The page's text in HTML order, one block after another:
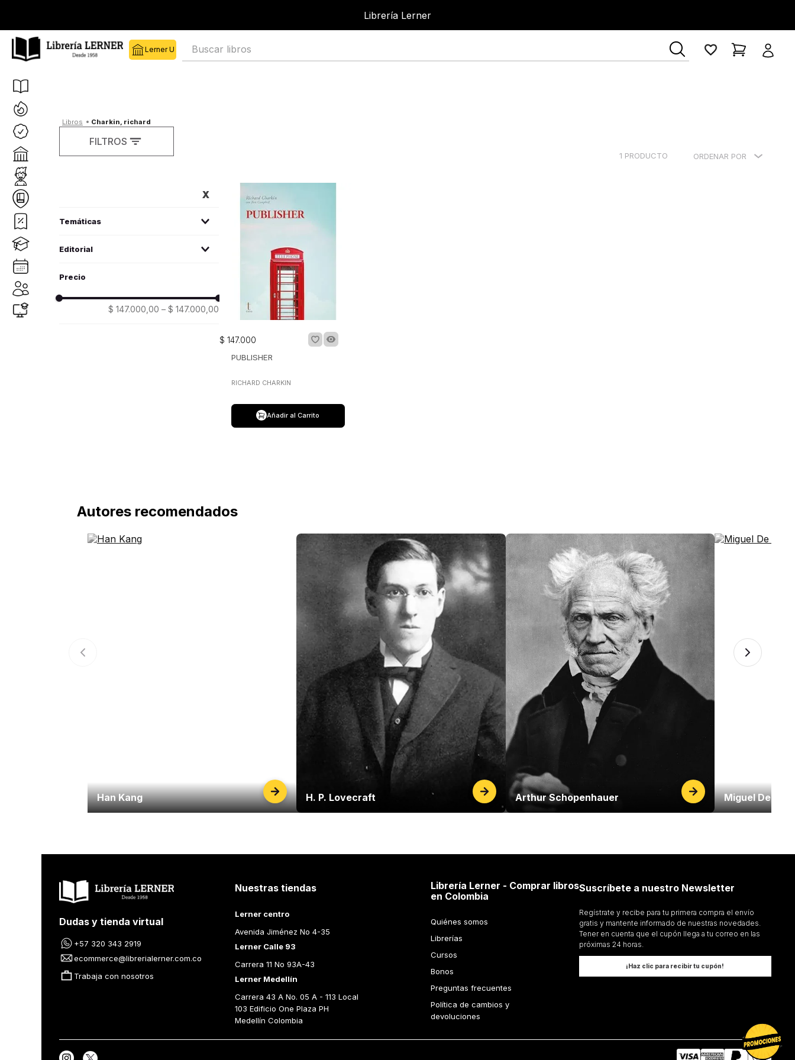
Librería Lerner
Buscar libros
charkin, richard
1 PRODUCTO ORDENAR POR
FILTROS
estudios literarios critica literaria
Editorial
trama
$ 147.000,00 – $ 147.000,00
$ 147.000
PUBLISHER
RICHARD CHARKIN
Añadir al Carrito
Autores recomendados
Han Kang H. P. Lovecraft Arthur Schopenhauer Miguel De
Dudas y tienda virtual
+57 320 343 2919
ecommerce@librerialerner.com.co
Trabaja con nosotros
Nuestras tiendas
Lerner centro
Avenida Jiménez No 4-35
Lerner Calle 93
Carrera 11 No 93A-43
Lerner Medellín
Carrera 43 A No. 05 A - 113 Local
103 Edificio One Plaza PH
Medellín Colombia
Librería Lerner - Comprar libros
en Colombia
Quiénes somos
Librerías
Cursos
Bonos
Preguntas frecuentes
Política de cambios y
devoluciones
Suscríbete a nuestro Newsletter
Regístrate y recibe para tu primera compra el envío
gratis y mantente informado de nuestras novedades.
Tener en cuenta que el cupón llega a tu correo en las
próximas 24 horas.
¡Haz clic para recibir tu cupón!